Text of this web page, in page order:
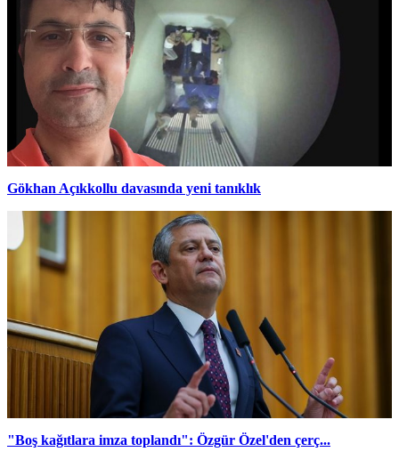
Gökhan Açıkkollu davasında yeni tanıklık
"Boş kağıtlara imza toplandı": Özgür Özel'den çerç...